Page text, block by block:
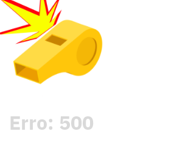
Erro: 500